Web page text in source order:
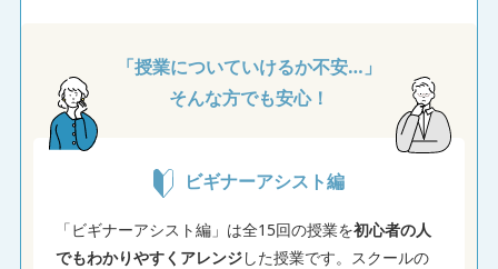
★★★★★
vol.1 不動産投資の世界
★★★★★ 2026/08/01
「授業についていけるか不安…」
そんな方でも安心！
ビギナーアシスト編
「ビギナーアシスト編」は全15回の授業を初心者の人
でもわかりやすくアレンジした授業です。スクールの